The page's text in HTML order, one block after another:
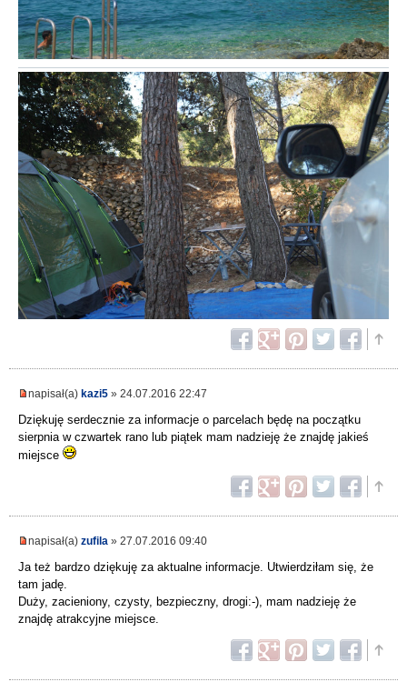
napisał(a) kazi5 » 24.07.2016 22:47
Dziękuję serdecznie za informacje o parcelach będę na początku
sierpnia w czwartek rano lub piątek mam nadzieję że znajdę jakieś
miejsce
napisał(a) zufila » 27.07.2016 09:40
Ja też bardzo dziękuję za aktualne informacje. Utwierdziłam się, że
tam jadę.
Duży, zacieniony, czysty, bezpieczny, drogi:-), mam nadzieję że
znajdę atrakcyjne miejsce.